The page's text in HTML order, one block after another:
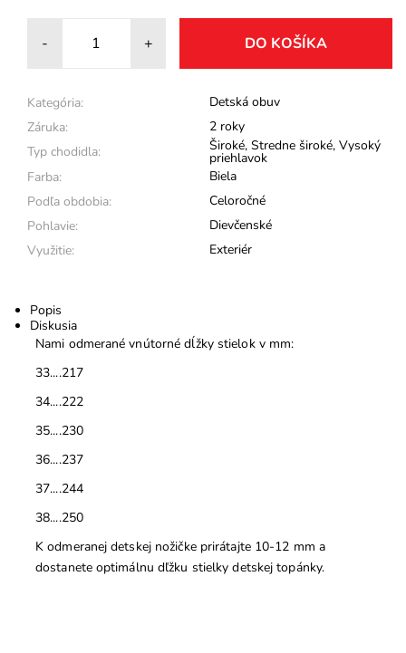
- +
Kategória:
Detská obuv
Záruka:
2 roky
Typ chodidla:
Široké, Stredne široké, Vysoký
priehlavok
Farba:
Biela
Podľa obdobia:
Celoročné
Pohlavie:
Dievčenské
Využitie:
Exteriér
Popis
Diskusia
Nami odmerané vnútorné dĺžky stielok v mm:
33....217
34....222
35....230
36....237
37....244
38....250
K odmeranej detskej nožičke prirátajte 10-12 mm a
dostanete optimálnu dľžku stielky detskej topánky.